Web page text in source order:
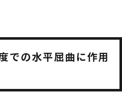
での水平屈曲に作用